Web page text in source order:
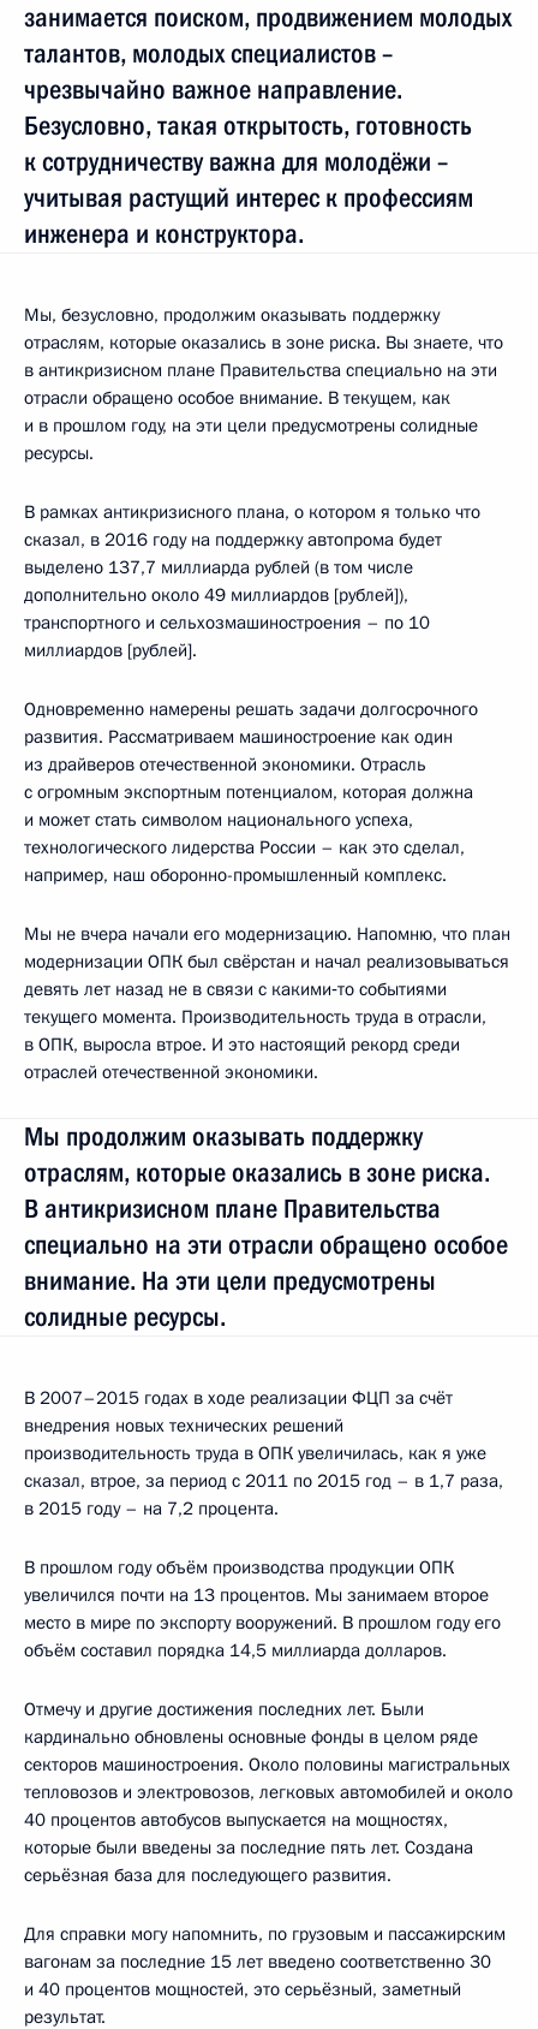
занимается поиском, продвижением молодых
талантов, молодых специалистов –
чрезвычайно важное направление.
Безусловно, такая открытость, готовность
к сотрудничеству важна для молодёжи –
учитывая растущий интерес к профессиям
инженера и конструктора.
Мы, безусловно, продолжим оказывать поддержку
отраслям, которые оказались в зоне риска. Вы знаете, что
в антикризисном плане Правительства специально на эти
отрасли обращено особое внимание. В текущем, как
и в прошлом году, на эти цели предусмотрены солидные
ресурсы.
В рамках антикризисного плана, о котором я только что
сказал, в 2016 году на поддержку автопрома будет
выделено 137,7 миллиарда рублей (в том числе
дополнительно около 49 миллиардов [рублей]),
транспортного и сельхозмашиностроения – по 10
миллиардов [рублей].
Одновременно намерены решать задачи долгосрочного
развития. Рассматриваем машиностроение как один
из драйверов отечественной экономики. Отрасль
с огромным экспортным потенциалом, которая должна
и может стать символом национального успеха,
технологического лидерства России – как это сделал,
например, наш оборонно-промышленный комплекс.
Мы не вчера начали его модернизацию. Напомню, что план
модернизации ОПК был свёрстан и начал реализовываться
девять лет назад не в связи с какими‑то событиями
текущего момента. Производительность труда в отрасли,
в ОПК, выросла втрое. И это настоящий рекорд среди
отраслей отечественной экономики.
Мы продолжим оказывать поддержку
отраслям, которые оказались в зоне риска.
В антикризисном плане Правительства
специально на эти отрасли обращено особое
внимание. На эти цели предусмотрены
солидные ресурсы.
В 2007–2015 годах в ходе реализации ФЦП за счёт
внедрения новых технических решений
производительность труда в ОПК увеличилась, как я уже
сказал, втрое, за период с 2011 по 2015 год – в 1,7 раза,
в 2015 году – на 7,2 процента.
В прошлом году объём производства продукции ОПК
увеличился почти на 13 процентов. Мы занимаем второе
место в мире по экспорту вооружений. В прошлом году его
объём составил порядка 14,5 миллиарда долларов.
Отмечу и другие достижения последних лет. Были
кардинально обновлены основные фонды в целом ряде
секторов машиностроения. Около половины магистральных
тепловозов и электровозов, легковых автомобилей и около
40 процентов автобусов выпускается на мощностях,
которые были введены за последние пять лет. Создана
серьёзная база для последующего развития.
Для справки могу напомнить, по грузовым и пассажирским
вагонам за последние 15 лет введено соответственно 30
и 40 процентов мощностей, это серьёзный, заметный
результат.